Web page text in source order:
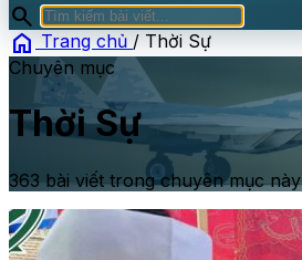
search
home Trang chủ / Thời Sự
Chuyên mục
Thời Sự
363 bài viết trong chuyên mục này